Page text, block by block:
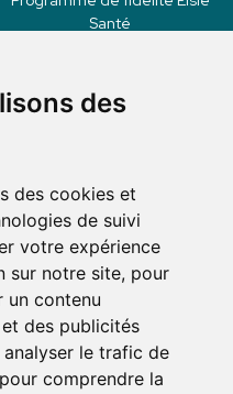
des
des cookies et
de suivi
votre expérience
sur notre site, pour
un contenu
des publicités
le trafic de
comprendre la
Santé
Mode de livraison